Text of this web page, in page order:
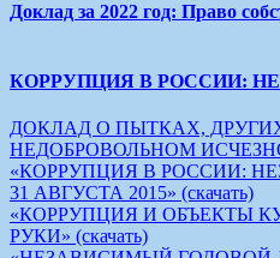
Доклад за 2022 год: Право
КОРРУПЦИЯ В РОССИИ:
ДОКЛАД О ПЫТКАХ,
НЕДОБРОВОЛЬНОМ
«КОРРУПЦИЯ В РОССИИ:
31 АВГУСТА 2015» (скачать)
«КОРРУПЦИЯ И ОБЪЕКТЫ
РУКИ» (скачать)